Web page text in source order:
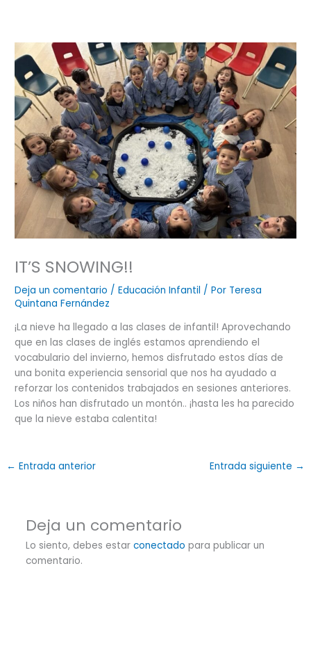
IT’S SNOWING!!
Deja un comentario /Educación Infantil / Por Teresa
Quintana Fernández
¡La nieve ha llegado a las clases de infantil! Aprovechando
que en las clases de inglés estamos aprendiendo el
vocabulario del invierno, hemos disfrutado estos días de
una bonita experiencia sensorial que nos ha ayudado a
reforzar los contenidos trabajados en sesiones anteriores.
Los niños han disfrutado un montón.. ¡hasta les ha parecido
que la nieve estaba calentita!
← Entrada anterior Entrada siguiente →
Deja un comentario
Lo siento, debes estar conectado para publicar un
comentario.